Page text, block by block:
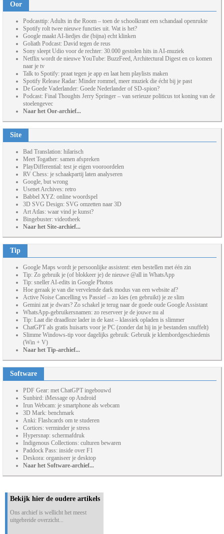
Oor
Podcasttip: Adults in the Room – toen de schoolkrant een schandaal openrukte
Spotify rolt twee nieuwe functies uit. Wat is het?
Google maakt AI-liedjes die (bijna) echt klinken
Goliath Podcast: David tegen de reus
Sony sleept Udio voor de rechter: 30.000 gestolen hits in AI-muziek
Netflix wordt de nieuwe YouTube: BuzzFeed, Architectural Digest en co komen
naar je tv
Talk to Spotify: praat tegen je app en laat hem playlists maken
Spotify Release Radar: Minder rommel, meer muziek die écht bij je past
De Goede Vaderlander: Goede Nederlander of SD-spion?
Podcast: Final Thoughts Jerry Springer – van serieuze politicus tot koning van de
stoelengevec
Naar het Oor-archief...
Site
Bad Translation: hilarisch
Meet Togather: samen afspreken
PlayDifferential: test je eigen vooroordelen
RV Chess: je schaakpartij laten analyseren
Google, but wrong
Usenet Archives: retro
Babbel XYZ: online woordspel
3D SVG Design: SVG omzetten naar 3D
Art Atlas: waar vind je kunst?
Bingebuster: videotheek
Naar het Site-archief...
Tip
Google Maps wordt je persoonlijke assistent: eten bestellen met één zin
Tip: Zo gebruik je (of blokkeer je) de nieuwe @all in WhatsApp
Tip: sneller AI-edits in Google Photos
Hoe geraak je van die vervelende dark modus van een website af?
Active Noise Cancelling vs Passief – zo kies (en gebruikt) je ze slim
Gemini zat je dwars? Zo schakel je terug naar de goede oude Google Assistant
WhatsApp-gebruikersnamen: zo reserveer je de jouwe nu al
Tip: Laat die draadloze lader in de kast – klassiek opladen is slimmer
ChatGPT als gratis huisarts voor je PC (zonder dat hij in je bestanden snuffelt)
Slimme Windows-tip voor dagelijks gebruik: Gebruik je klembordgeschiedenis
(Win + V)
Naar het Tip-archief...
Software
PDF Gear: met ChatGPT ingebouwd
Sunbird: iMessage op Android
Irun Webcam: je smartphone als webcam
3D Mark: benchmark
Anki: Flashcards om te studeren
Cortices: verminder je stress
Hypersnap: schermafdruk
Indigenous Collections: culturen bewaren
Paddock Pass: inside over F1
Deskora: organiseer je desktop
Naar het Software-archief...
Bekijk hier de oudere artikels
Ons archief is wellicht het meest
uitgebreide overzicht...